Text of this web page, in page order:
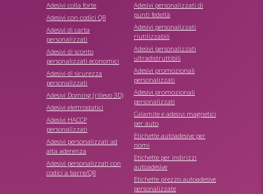
Adesivi colla forte
Adesivi con codici QR
Adesivi di carta
personalizzati
Adesivi di sconto
personalizzati economici
Adesivi di sicurezza
personalizzati
Adesivi Doming (rilievo 3D)
Adesivi elettrostatici
Adesivi HACCP
personalizzati
Adesivi personalizzati ad
alta aderenza
Adesivi personalizzati con
codici a barre/QR
Adesivi personalizzati di
punti fedeltà
Adesivi personalizzati
riutilizzabili
Adesivi personalizzati
ultradistruttibili
Adesivi promozionali
personalizzati
Adesivi promozionali
personalizzati
Calamite e adesivi magnetici
per auto
Etichette autoadesive per
nomi
Etichette per indirizzi
autoadesive
Etichette prezzo autoadesive
personalizzate